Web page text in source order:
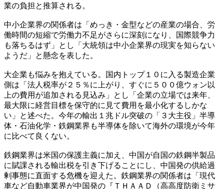
業の負担と推算される。
中小企業界の関係者は「めっき・金型などの産業の場合、労
働時間の短縮で労働力不足がさらに深刻になり、国際競争力
も落ちるはず」とし「大統領は中小企業界の現実を知らない
ようだ」と懸念を表した。
大企業も悩みを抱えている。国内トップ１０に入る製造企業
側は「法人税率が２５％に上がり、すぐに５００億ウォン以
上の費用が追加される見込み」とし「企業の立場では来年、
最大限に経営目標を保守的に見て費用を最小化するしかな
い」と述べた。今年の輸出１兆ドル突破の「３大主役」半導
体・石油化学・鉄鋼業界も半導体を除いて海外の環境が今年
に比べて良くない。
鉄鋼業界は米国の保護主義に加え、中国が自国の鉄鋼半製品
に賦課される輸出税を引き下げることにし、中国発の供給過
剰事態に直面する危機を迎えた。鉄鋼業界の関係者は「現代
車など自動車業界が中国発の『ＴＨＡＡＤ（高高度防衛ミサ